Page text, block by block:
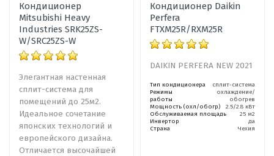
Кондиционер
Mitsubishi Heavy
Industries SRK25ZS-
W/SRC25ZS-W
Элегантная настенная
сплит-система для
помещений до 25м2.
Идеальное сочетание
японских технологий и
европейского дизайна.
Отличается высочайшей
Кондиционер Daikin
Perfera
FTXM25R/RXM25R
DAIKIN PERFERA NEW 2021
Тип кондиционера
сплит-система
Режимы
работы
охлаждение/
обогрев
Мощность (охл/обогр)
2.5/2.8 кВт
Обслуживаемая площадь
25 м2
Инвертор
да
Страна
Чехия